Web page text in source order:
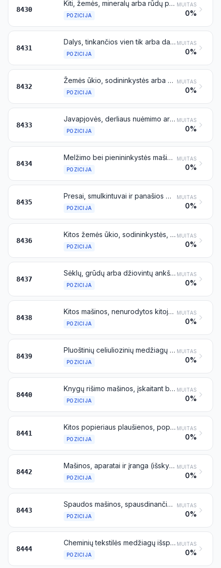
8430
Kiti, žemės, mineralų arba rūdų perstūmos, rūšiavimo, išlyginimo, grandymo, kasimo, plūkimo, sutankinimo, ištraukimo arba gręžimo mašinos; poliakalės ir poliatraukės; plūginiai ir rotoriniai sniego valytuvai
POZICIJA
MUITAS
0%
8431
Dalys, tinkančios vien tik arba daugiausia mašinoms, priskiriamoms 8425–8430 pozicijoms
POZICIJA
MUITAS
0%
8432
Žemės ūkio, sodininkystės arba miškų ūkio mašinos, naudojamos dirvai paruošti arba dirbti; volai vejoms arba sporto aikštelėms voluoti
POZICIJA
MUITAS
0%
8433
Javapjovės, derliaus nuėmimo arba kuliamosios mašinos, įskaitant šiaudų arba šieno presus arba presus-rinktuvus; vejapjovės arba šienapjovės; kiaušinių, vaisių arba kitų žemės ūkio produktų valymo, rūšiavimo arba atrankos mašinos, išskyrus mašinas, priskiriamas 8437 pozicijai
POZICIJA
MUITAS
0%
8434
Melžimo bei pienininkystės mašinos
POZICIJA
MUITAS
0%
8435
Presai, smulkintuvai ir panašios mašinos, naudojamos vynininkystėje, sidro, vaisių sulčių arba panašių gėrimų gamyboje
POZICIJA
MUITAS
0%
8436
Kitos žemės ūkio, sodininkystės, miškų ūkio, paukštininkystės arba bitininkystės mašinos, įskaitant augalų daiginimo įrenginius su mechanine arba šilumine įranga; paukščių inkubatoriai ir gaubtiniai šildytuvai
POZICIJA
MUITAS
0%
8437
Sėklų, grūdų arba džiovintų ankštinių daržo augalų valymo, rūšiavimo arba atrankos mašinos; malybos pramonės arba javų grūdų ar džiovintų ankštinių daržo augalų apdorojimo mašinos, išskyrus ūkininko ūkyje naudojamas mašinas
POZICIJA
MUITAS
0%
8438
Kitos mašinos, nenurodytos kitoje šio skirsnio vietoje, naudojamos maisto produktų arba gėrimų pramoniniam paruošimui arba gamybai, išskyrus gyvūninių, nelakiųjų augalinių arba mikroorganizmų riebalų ar aliejų ekstrahavimo arba paruošimo mašinas
POZICIJA
MUITAS
0%
8439
Pluoštinių celiuliozinių medžiagų plaušienos gamybos, popieriaus arba kartono gamybos arba apdailos mašinos
POZICIJA
MUITAS
0%
8440
Knygų rišimo mašinos, įskaitant brošiūravimo mašinas
POZICIJA
MUITAS
0%
8441
Kitos popieriaus plaušienos, popieriaus arba kartono gamybos mašinos, įskaitant visų rūšių popieriaus ir kartono pjaustymo mašinas
POZICIJA
MUITAS
0%
8442
Mašinos, aparatai ir įranga (išskyrus mašinas, priskiriamas 8456–8465 pozicijoms), skirti plokštėms, cilindrams arba kitiems spaudos elementams paruošti arba gaminti; plokštės, cilindrai ir kiti spaudos elementai; plokštės, cilindrai ir litografiniai akmenys, paruošti naudoti spaudai (pavyzdžiui, nulyginti, šlifuoti arba poliruoti)
POZICIJA
MUITAS
0%
8443
Spaudos mašinos, spausdinančios naudojant plokštes, cilindrus ir kitus spaudos elementus, priskiriamus 8442 pozicijai; kiti spausdintuvai, kopijavimo ir faksimiliniai aparatai, kombinuoti arba nekombinuoti; jų dalys ir reikmenys
POZICIJA
MUITAS
0%
8444
Cheminių tekstilės medžiagų išspaudimo (ekstruzijos), pratempimo, tekstūravimo arba pjaustymo mašinos
POZICIJA
MUITAS
0%